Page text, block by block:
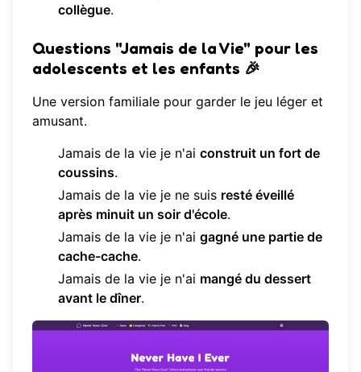
collègue.
Questions "Jamais de la Vie" pour les
adolescents et les enfants 🎉
Une version familiale pour garder le jeu léger et
amusant.
Jamais de la vie je n'ai construit un fort de
coussins.
Jamais de la vie je ne suis resté éveillé
après minuit un soir d'école.
Jamais de la vie je n'ai gagné une partie de
cache-cache.
Jamais de la vie je n'ai mangé du dessert
avant le dîner.